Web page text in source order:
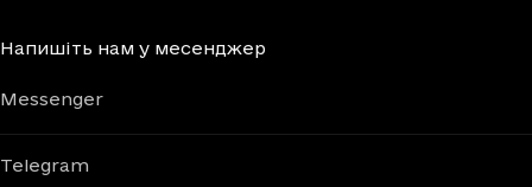
Напишіть нам у месенджер
Messenger
Telegram